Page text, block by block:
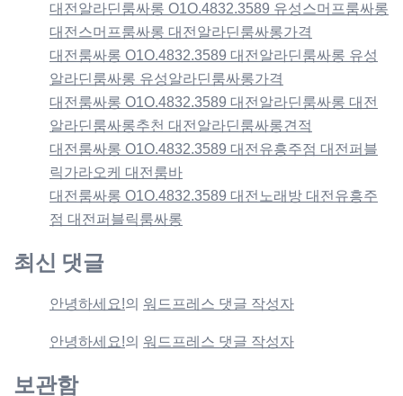
대전알라딘룸싸롱 O1O.4832.3589 유성스머프룸싸롱
대전스머프룸싸롱 대전알라딘룸싸롱가격
대전룸싸롱 O1O.4832.3589 대전알라딘룸싸롱 유성
알라딘룸싸롱 유성알라딘룸싸롱가격
대전룸싸롱 O1O.4832.3589 대전알라딘룸싸롱 대전
알라딘룸싸롱추천 대전알라딘룸싸롱견적
대전룸싸롱 O1O.4832.3589 대전유흥주점 대전퍼블
릭가라오케 대전룸바
대전룸싸롱 O1O.4832.3589 대전노래방 대전유흥주
점 대전퍼블릭룸싸롱
최신 댓글
안녕하세요!의 워드프레스 댓글 작성자
안녕하세요!의 워드프레스 댓글 작성자
보관함